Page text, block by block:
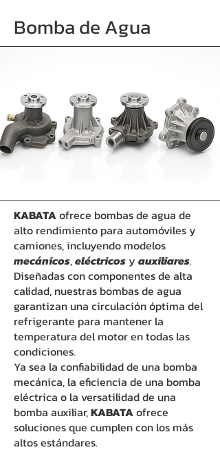
Bomba de Agua
KABATAofrece bombas de agua de
alto rendimiento para automóviles y
camiones, incluyendo modelos
mecánicos,eléctricos y auxiliares.
Diseñadas con componentes de alta
calidad, nuestras bombas de agua
garantizan una circulación óptima del
refrigerante para mantener la
temperatura del motor en todas las
condiciones.
Ya sea la confiabilidad de una bomba
mecánica, la eficiencia de una bomba
eléctrica o la versatilidad de una
bomba auxiliar,KABATAofrece
soluciones que cumplen con los más
altos estándares.